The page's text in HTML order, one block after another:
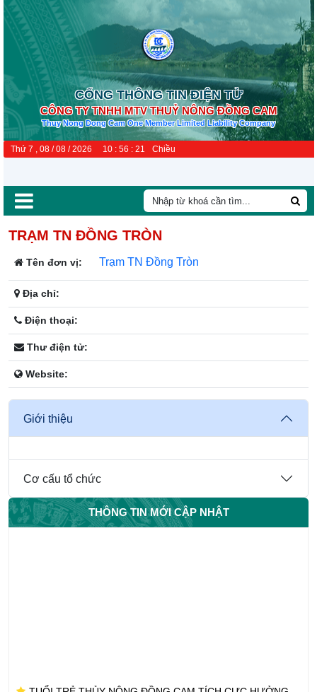
CỔNG THÔNG TIN ĐIỆN TỬ
CÔNG TY TNHH MTV THUỶ NÔNG ĐỒNG CAM
Thuy Nong Dong Cam One Member Limited Liability Company
Thứ 7 , 08 / 08 / 2026 10 : 56 : 21 Chiều
TRẠM TN ĐỒNG TRÒN
Tên đơn vị: Trạm TN Đồng Tròn
Địa chỉ:
Điện thoại:
Thư điện tử:
Website:
Giới thiệu
Cơ cấu tổ chức
THÔNG TIN MỚI CẬP NHẬT
TUỔI TRẺ THỦY NÔNG ĐỒNG CAM TÍCH CỰC HƯỞNG